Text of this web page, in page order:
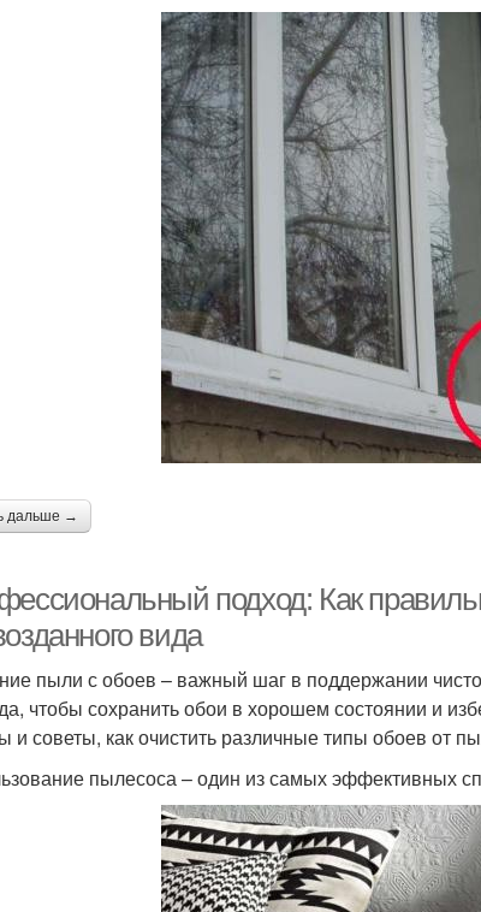
дальше →
подход: Как
вида
пыли с обоев – важный шаг в поддержании
чтобы сохранить обои в хорошем состоянии и
и советы, как очистить различные типы обоев от
пылесоса – один из самых эффективных